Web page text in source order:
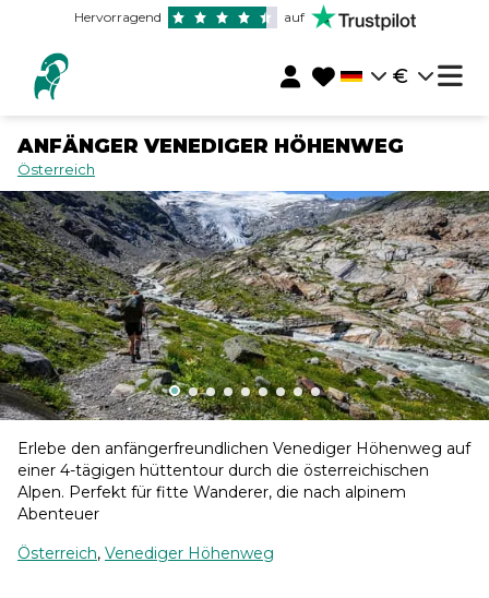
Hervorragend auf
€
ANFÄNGER VENEDIGER HÖHENWEG
Österreich
Erlebe den anfängerfreundlichen Venediger Höhenweg auf
einer 4-tägigen hüttentour durch die österreichischen
Alpen. Perfekt für fitte Wanderer, die nach alpinem
Abenteuer
Österreich, Venediger Höhenweg